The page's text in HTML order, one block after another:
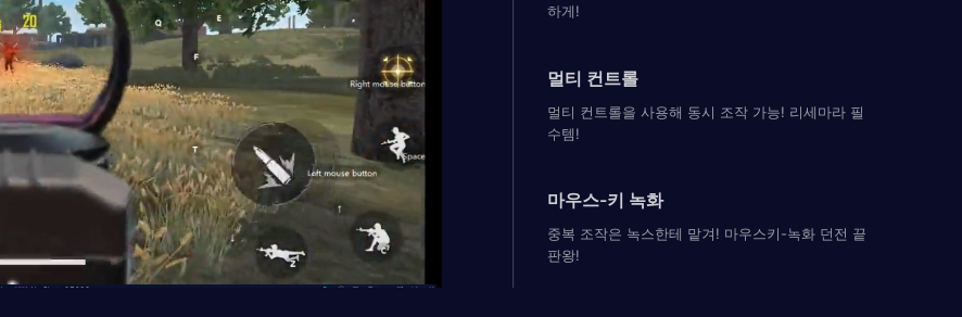
하게!
멀티 컨트롤
멀티 컨트롤을 사용해 동시 조작 가능! 리세마라 필
수템!
마우스-키 녹화
중복 조작은 녹스한테 맡겨! 마우스키-녹화 던전 끝
판왕!